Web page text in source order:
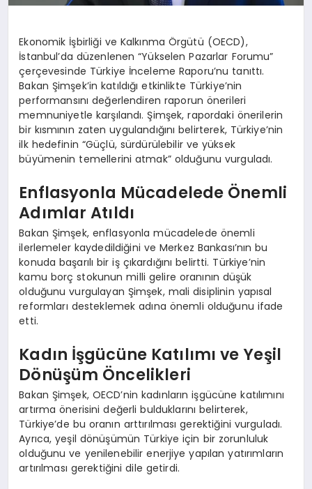
Ekonomik İşbirliği ve Kalkınma Örgütü (OECD),
İstanbul’da düzenlenen “Yükselen Pazarlar Forumu”
çerçevesinde Türkiye İnceleme Raporu’nu tanıttı.
Bakan Şimşek’in katıldığı etkinlikte Türkiye’nin
performansını değerlendiren raporun önerileri
memnuniyetle karşılandı. Şimşek, rapordaki önerilerin
bir kısmının zaten uygulandığını belirterek, Türkiye’nin
ilk hedefinin “Güçlü, sürdürülebilir ve yüksek
büyümenin temellerini atmak” olduğunu vurguladı.
Enflasyonla Mücadelede Önemli
Adımlar Atıldı
Bakan Şimşek, enflasyonla mücadelede önemli
ilerlemeler kaydedildiğini ve Merkez Bankası’nın bu
konuda başarılı bir iş çıkardığını belirtti. Türkiye’nin
kamu borç stokunun milli gelire oranının düşük
olduğunu vurgulayan Şimşek, mali disiplinin yapısal
reformları desteklemek adına önemli olduğunu ifade
etti.
Kadın İşgücüne Katılımı ve Yeşil
Dönüşüm Öncelikleri
Bakan Şimşek, OECD’nin kadınların işgücüne katılımını
artırma önerisini değerli bulduklarını belirterek,
Türkiye’de bu oranın arttırılması gerektiğini vurguladı.
Ayrıca, yeşil dönüşümün Türkiye için bir zorunluluk
olduğunu ve yenilenebilir enerjiye yapılan yatırımların
artırılması gerektiğini dile getirdi.